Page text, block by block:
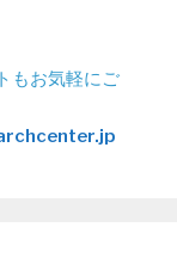
もお気軽にご